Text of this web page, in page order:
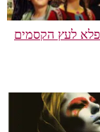
לעץ הקסמים